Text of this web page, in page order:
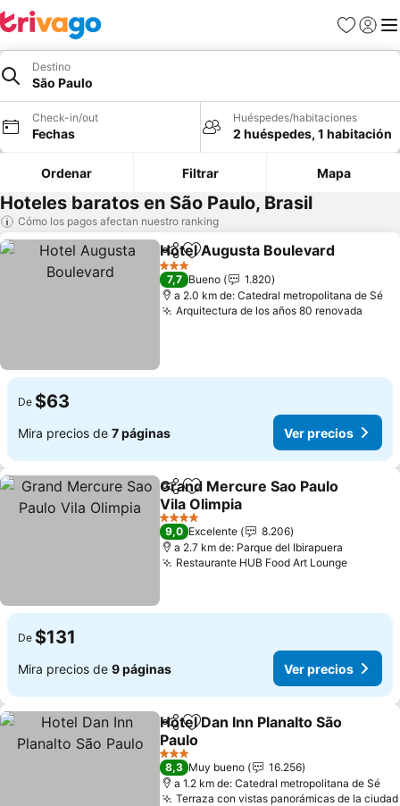
Favoritos
Iniciar
Destino
São Paulo
Check-in/out
Fechas
Huéspedes/habitaciones
2 huéspedes, 1 habitación
Ordenar Filtrar Mapa
Hoteles baratos en São Paulo, Brasil
Cómo los pagos afectan nuestro ranking
CompartirAgregar a favoritos
Hotel Augusta Boulevard
3 Estrellas
7,7 Bueno
1.820
a 2.0 km de: Catedral metropolitana de Sé
Arquitectura de los años 80 renovada
De $63
Mira precios de 7 páginas Ver precios
CompartirAgregar a favoritos
Grand Mercure Sao Paulo
Vila Olimpia
4 Estrellas
9,0 Excelente
8.206
a 2.7 km de: Parque del Ibirapuera
Restaurante HUB Food Art Lounge
De $131
Mira precios de 9 páginas Ver precios
CompartirAgregar a favoritos
Hotel Dan Inn Planalto São
Paulo
3 Estrellas
8,3 Muy bueno
16.256
a 1.2 km de: Catedral metropolitana de Sé
Terraza con vistas panorámicas de la ciudad